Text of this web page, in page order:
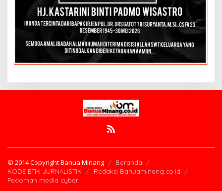
© 2014 Copyright Banua Minang
Beranda
KODE ETIK JURNALISTIK
Redaksi Banuaminang.co.id
Pedoman media cyber